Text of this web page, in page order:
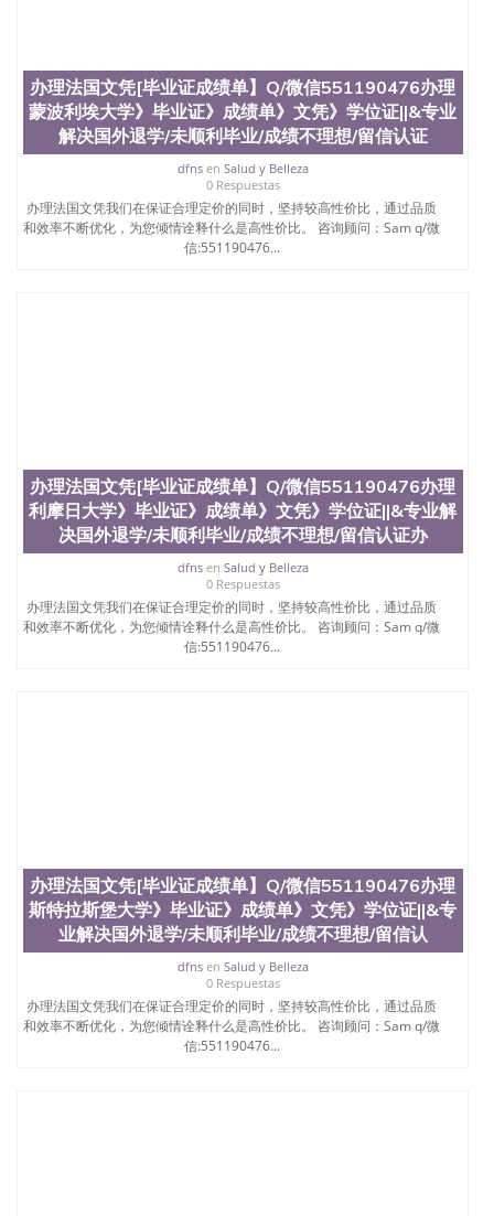
办理法国文凭[毕业证成绩单】Q/微信551190476办理
蒙波利埃大学》毕业证》成绩单》文凭》学位证||&专业
解决国外退学/未顺利毕业/成绩不理想/留信认证
dfnsen Salud y Belleza
0 Respuestas
办理法国文凭我们在保证合理定价的同时，坚持较高性价比，通过品质
和效率不断优化，为您倾情诠释什么是高性价比。 咨询顾问：Sam q/微
信:551190476...
办理法国文凭[毕业证成绩单】Q/微信551190476办理
利摩日大学》毕业证》成绩单》文凭》学位证||&专业解
决国外退学/未顺利毕业/成绩不理想/留信认证办
dfnsen Salud y Belleza
0 Respuestas
办理法国文凭我们在保证合理定价的同时，坚持较高性价比，通过品质
和效率不断优化，为您倾情诠释什么是高性价比。 咨询顾问：Sam q/微
信:551190476...
办理法国文凭[毕业证成绩单】Q/微信551190476办理
斯特拉斯堡大学》毕业证》成绩单》文凭》学位证||&专
业解决国外退学/未顺利毕业/成绩不理想/留信认
dfnsen Salud y Belleza
0 Respuestas
办理法国文凭我们在保证合理定价的同时，坚持较高性价比，通过品质
和效率不断优化，为您倾情诠释什么是高性价比。 咨询顾问：Sam q/微
信:551190476...